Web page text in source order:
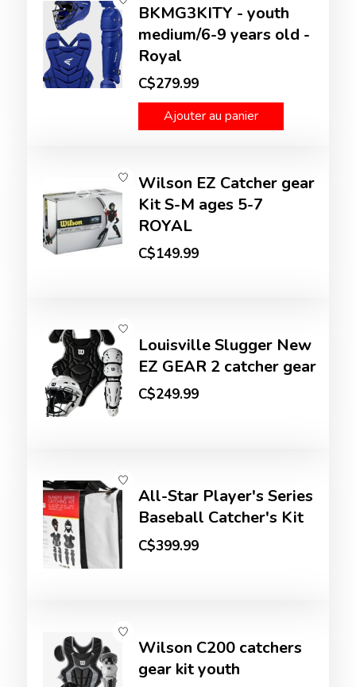
BKMG3KITY - youth
medium/6-9 years old -
Royal
C$279.99
Ajouter au panier
Wilson EZ Catcher gear
Kit S-M ages 5-7
ROYAL
C$149.99
Louisville Slugger New
EZ GEAR 2 catcher gear
C$249.99
All-Star Player's Series
Baseball Catcher's Kit
C$399.99
Wilson C200 catchers
gear kit youth